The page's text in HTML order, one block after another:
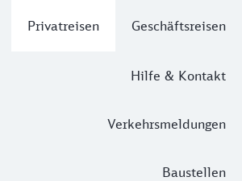
Privatreisen Geschäftsreisen
Hilfe & Kontakt
Verkehrsmeldungen
Baustellen